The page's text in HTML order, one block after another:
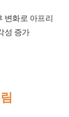
변화로 아프리
성 증가